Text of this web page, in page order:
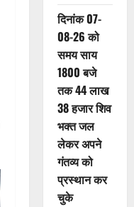
दिनांक 07-
08-26 को
समय साय
1800 बजे
तक 44 लाख
38 हजार शिव
भक्त जल
लेकर अपने
गंतव्य को
प्रस्थान कर
चुके